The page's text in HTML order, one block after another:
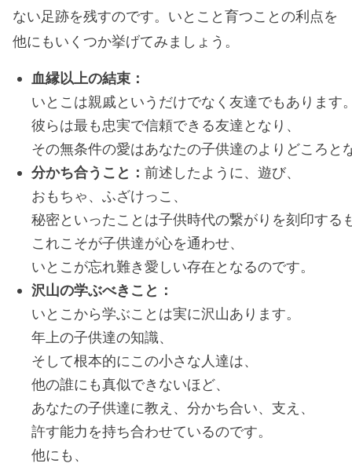
ない足跡を残すのです。いとこと育つことの利点を
他にもいくつか挙げてみましょう。
血縁以上の結束：
いとこは親戚というだけでなく友達でもあります
彼らは最も忠実で信頼できる友達となり、
その無条件の愛はあなたの子供達のよりどころと
分かち合うこと： 前述したように、遊び、
おもちゃ、ふざけっこ、
秘密といったことは子供時代の繋がりを刻印する
これこそが子供達が心を通わせ、
いとこが忘れ難き愛しい存在となるのです。
沢山の学ぶべきこと：
いとこから学ぶことは実に沢山あります。
年上の子供達の知識、
そして根本的にこの小さな人達は、
他の誰にも真似できないほど、
あなたの子供達に教え、分かち合い、支え、
許す能力を持ち合わせているのです。
他にも、